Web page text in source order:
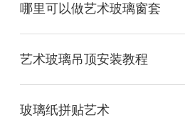
哪里可以做艺术玻璃窗套
艺术玻璃吊顶安装教程
玻璃纸拼贴艺术